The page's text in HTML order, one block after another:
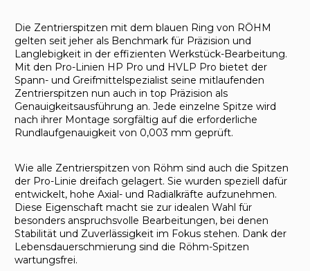
Die Zentrierspitzen mit dem blauen Ring von RÖHM
gelten seit jeher als Benchmark für Präzision und
Langlebigkeit in der effizienten Werkstück-Bearbeitung.
Mit den Pro-Linien HP Pro und HVLP Pro bietet der
Spann- und Greifmittelspezialist seine mitlaufenden
Zentrierspitzen nun auch in top Präzision als
Genauigkeitsausführung an. Jede einzelne Spitze wird
nach ihrer Montage sorgfältig auf die erforderliche
Rundlaufgenauigkeit von 0,003 mm geprüft.
Wie alle Zentrierspitzen von Röhm sind auch die Spitzen
der Pro-Linie dreifach gelagert. Sie wurden speziell dafür
entwickelt, hohe Axial- und Radialkräfte aufzunehmen.
Diese Eigenschaft macht sie zur idealen Wahl für
besonders anspruchsvolle Bearbeitungen, bei denen
Stabilität und Zuverlässigkeit im Fokus stehen. Dank der
Lebensdauerschmierung sind die Röhm-Spitzen
wartungsfrei.